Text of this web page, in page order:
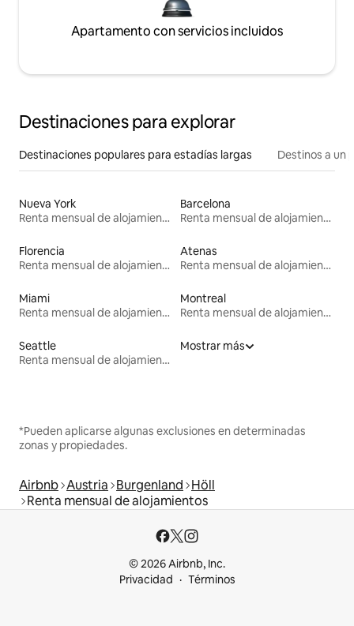
Apartamento con servicios incluidos
Destinaciones para explorar
Destinaciones populares para estadías largas Destinos a un
Nueva York
Renta mensual de alojamientos
Barcelona
Renta mensual de alojamientos
Florencia
Renta mensual de alojamientos
Atenas
Renta mensual de alojamientos
Miami
Renta mensual de alojamientos
Montreal
Renta mensual de alojamientos
Seattle
Renta mensual de alojamientos
Mostrar más
*Pueden aplicarse algunas exclusiones en determinadas
zonas y propiedades.
Airbnb Austria Burgenland Höll
Renta mensual de alojamientos
© 2026 Airbnb, Inc.
Privacidad
Términos